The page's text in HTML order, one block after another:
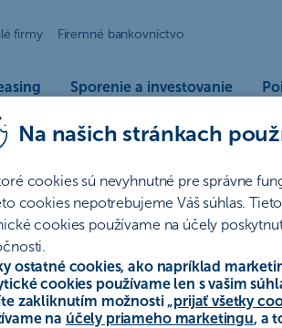
Na našich stránkach
cookies sú nevyhnutné pre správne
cookies nepotrebujeme Váš súhlas.
cookies používame na účely
ostatné cookies, ako napríklad
cookies používame len s vašim
zakliknutím možnosti „prijať všetky
na účely priameho marketingu, a
Sporenie a investovanie
firmy Firemné bankovníctvo
možnosť lepšieho výnosu. Ak máte
Fondy online Ďalšie investičné